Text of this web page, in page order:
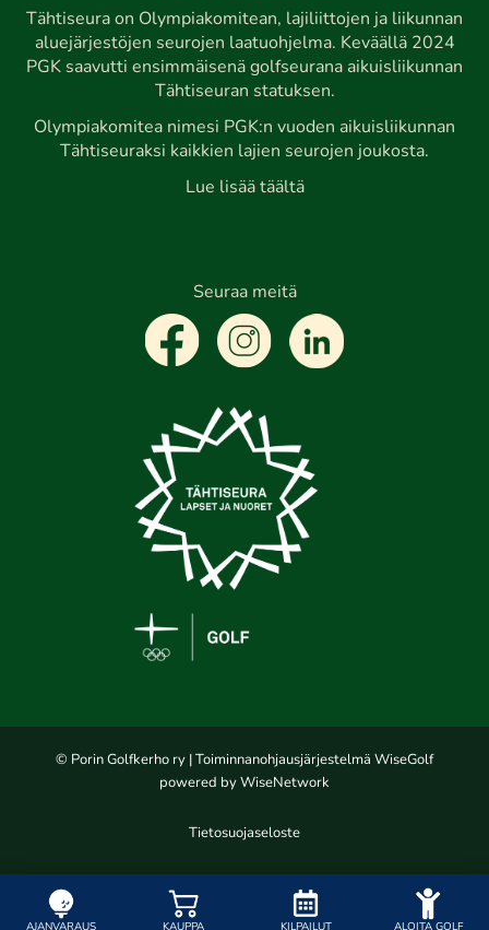
AJANVARAUS KAUPPA KILPAILUT ALOITA GOLF
Tähtiseura on Olympiakomitean, lajiliittojen ja liikunnan
aluejärjestöjen seurojen laatuohjelma. Keväällä 2024
PGK saavutti ensimmäisenä golfseurana aikuisliikunnan
Tähtiseuran statuksen.
Olympiakomitea nimesi PGK:n vuoden aikuisliikunnan
Tähtiseuraksi kaikkien lajien seurojen joukosta.
Lue lisää täältä
Seuraa meitä
© Porin Golfkerho ry | Toiminnanohjausjärjestelmä WiseGolf
powered by WiseNetwork
Tietosuojaseloste